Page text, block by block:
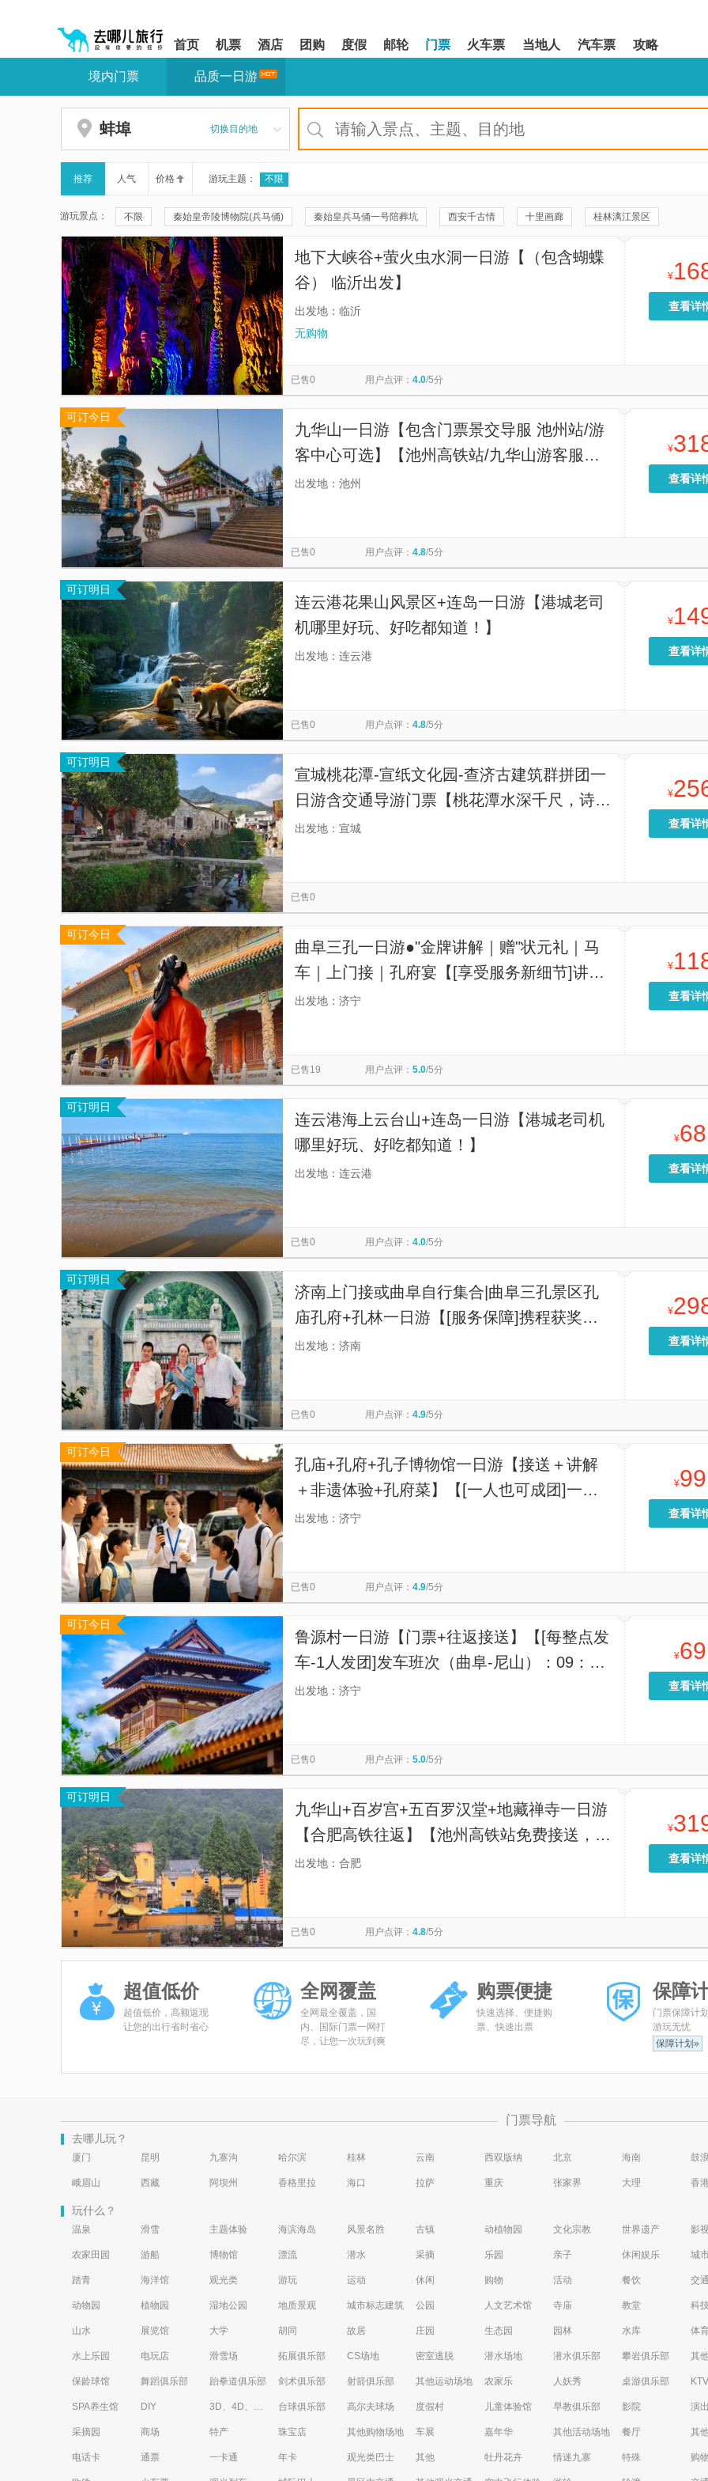
您
站
区,
本
有
6
个
模
块,
按
下
Tab
键
浏
览
信
首页 机票 酒店 团购 度假 邮轮 门票 火车票 当地人 汽车票 攻略
您
站
区
境内门票 品质一日游
蚌埠 切换目的地
推荐 人气 价格 游玩主题： 不限
游玩景点： 不限 秦始皇帝陵博物院(兵马俑) 秦始皇兵马俑一号陪葬坑 西安千古情 十里画廊 桂林漓江景区
秦兵马俑三号坑遗址 华清宫 20元人民币背景观景台
秦兵马俑二号坑遗址大厅 兴坪古镇 《长恨歌》演出 遇龙河竹筏漂游
珠海大剧院 周庄 云水谣景区 富安桥
福建土楼(南靖)云水谣景区-怀远楼 福建土楼(南靖)云水谣景区-和贵楼
慕田峪长城 西安事变旧址五间厅
都江堰景区 贞丰文化街 南湖秋月 圆明园 港珠澳大桥游
天坛公园
地下大峡谷+萤火虫水洞一日游【（包含蝴蝶
谷） 临沂出发】
出发地：临沂
无购物
¥
查看详
已售0 用户点评： 4.0/5分
可订今日
九华山一日游【包含门票景交导服 池州站/游
客中心可选】【池州高铁站/九华山游客服务
中心接送，景区官方自营车辆，品质有保障
出发地：池州
¥
查看详
已售0 用户点评： 4.8/5分
可订明日
连云港花果山风景区+连岛一日游【港城老司
机哪里好玩、好吃都知道！】
出发地：连云港
¥
查看详
已售0 用户点评： 4.8/5分
可订明日
宣城桃花潭-宣纸文化园-查济古建筑群拼团一
日游含交通导游门票【桃花潭水深千尺，诗画
仙境等您来-漫步查济古城】
出发地：宣城
¥
查看详
已售0
可订今日
曲阜三孔一日游●"金牌讲解｜赠"状元礼｜马
车｜上门接｜孔府宴【[享受服务新细节]讲解
员具有十年以上从业经验，讲解内容有趣不枯
出发地：济宁
¥
查看详
已售19 用户点评： 5.0/5分
可订明日
连云港海上云台山+连岛一日游【港城老司机
哪里好玩、好吃都知道！】
出发地：连云港
¥68
查看详
已售0 用户点评： 4.0/5分
可订明日
济南上门接或曲阜自行集合|曲阜三孔景区孔
庙孔府+孔林一日游【[服务保障]携程获奖产
品，认证金牌导游服务+导游蓝牙耳麦+孔子
出发地：济南
¥
查看详
已售0 用户点评： 4.9/5分
可订今日
孔庙+孔府+孔子博物馆一日游【接送＋讲解
＋非遗体验+孔府菜】【[一人也可成团]一次
性打卡孔庙、孔府、孔子博物馆三大儒家圣
出发地：济宁
¥99
查看详
已售0 用户点评： 4.9/5分
可订今日
鲁源村一日游【门票+往返接送】【[每整点发
车-1人发团]发车班次（曲阜-尼山）：09：
00-17：00每整点发车。可任选车次。】
出发地：济宁
¥69
查看详
已售0 用户点评： 5.0/5分
可订明日
九华山+百岁宫+五百罗汉堂+地藏禅寺一日游
【合肥高铁往返】【池州高铁站免费接送，旅
游直通车，一人一座~】
出发地：合肥
¥
查看详
已售0 用户点评： 4.8/5分
超值低价
超值低价，高额返现
让您的出行省时省心
全网覆盖
全网最全覆盖，国
内、国际门票一网打
尽，让您一次玩到爽
购票便捷
快速选择、便捷购
票、快速出票
保障
门票保障计
游玩无忧
保障计划»
门票导航
去哪儿玩？
厦门 昆明 九寨沟 哈尔滨 桂林 云南 西双版纳 北京 海南 鼓
峨眉山 西藏 阿坝州 香格里拉 海口 拉萨 重庆 张家界 大理 香
玩什么？
温泉 滑雪 主题体验 海滨海岛 风景名胜 古镇 动植物园 文化宗教 世界遗产 影
农家田园 游船 博物馆 漂流 潜水 采摘 乐园 亲子 休闲娱乐 城
踏青 海洋馆 观光类 游玩 运动 休闲 购物 活动 餐饮 交通
动物园 植物园 湿地公园 地质景观 城市标志建筑 公园 人文艺术馆 寺庙 教堂 科
山水 展览馆 大学 胡同 故居 庄园 生态园 园林 水库 体
水上乐园 电玩店 滑雪场 拓展俱乐部 CS场地 密室逃脱 潜水场地 潜水俱乐部 攀岩俱乐部 其
保龄球馆 舞蹈俱乐部 跆拳道俱乐部 剑术俱乐部 射箭俱乐部 其他运动场地 农家乐 人妖秀 桌游俱乐部 KTV
SPA养生馆 DIY 3D、4D、5D艺术体验馆 台球俱乐部 高尔夫球场 度假村 儿童体验馆 早教俱乐部 影院 演
采摘园 商场 特产 珠宝店 其他购物场地 车展 嘉年华 其他活动场地 餐厅 其
电话卡 通票 一卡通 年卡 观光类巴士 其他 牡丹花卉 情迷九寨 特殊 购